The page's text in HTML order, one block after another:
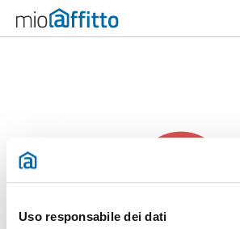
Uso responsabile dei dati